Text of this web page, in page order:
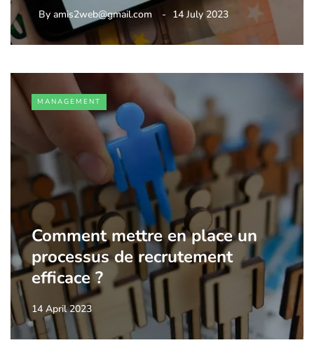
By amis2web@gmail.com 14 July 2023
MANAGEMENT
Comment mettre en place un
processus de recrutement
efficace ?
14 April 2023